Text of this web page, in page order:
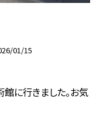
01/15
に行きました。お気